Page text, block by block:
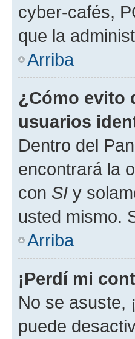
cyber-cafés,
que la
Arriba
¿Cómo evito
usuarios
Dentro del
encontrará la
con SI y
usted mismo.
Arriba
¡Perdí mi
No se asuste,
puede